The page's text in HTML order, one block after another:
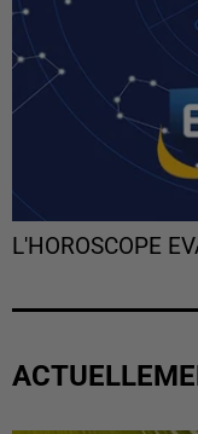
L'HOROSCOPE